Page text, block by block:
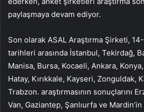
paylaşmaya devam ediyor.
Son olarak ASAL Araştırma Şirketi,
tarihleri ​​arasında İstanbul, Tekirdağ,
Manisa, Bursa, Kocaeli, Ankara,
Hatay, Kırıkkale, Kayseri, Zonguldak,
Trabzon. araştırmasının sonuçlarını
Van, Gaziantep, Şanlıurfa ve